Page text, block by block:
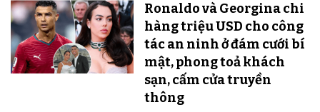
Ronaldo và Georgina chi
hàng triệu USD cho công
tác an ninh ở đám cưới bí
mật, phong toả khách
sạn, cấm cửa truyền
thông